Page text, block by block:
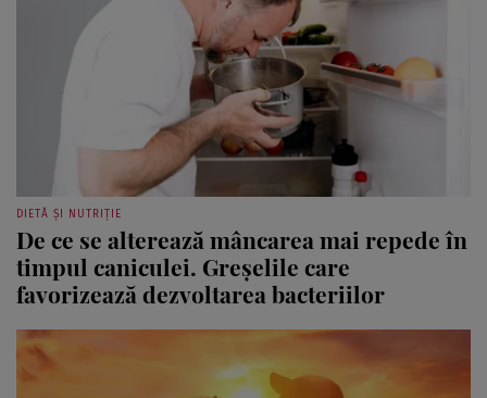
DIETĂ ȘI NUTRIȚIE
De ce se alterează mâncarea mai repede în
timpul caniculei. Greșelile care
favorizează dezvoltarea bacteriilor